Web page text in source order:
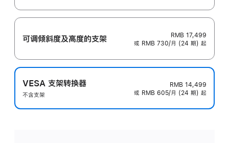
可调倾斜度及高‍度的支‍架
RMB 17,499
或 RMB 730/月 (24 期) 起
VESA 支架转换器
不含支架
RMB 14,499
或 RMB 605/月 (24 期) 起